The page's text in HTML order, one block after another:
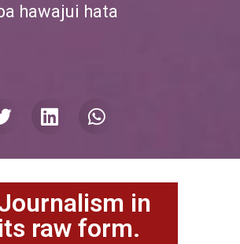
hawajui hata
in
its raw form.